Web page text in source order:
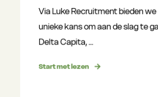
Via Luke Recruitment bieden we
unieke kans om aan de slag te
Delta Capita, ...
Start met lezen